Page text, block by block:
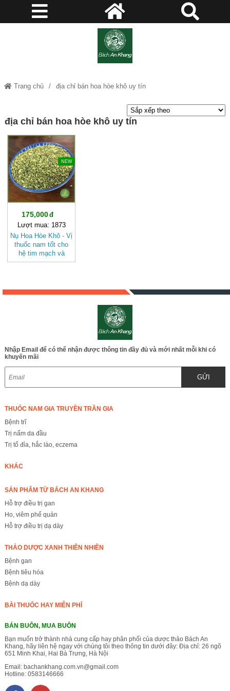
Trang chủ địa chỉ bán hoa hòe khô uy tín
địa chỉ bán hoa hòe khô uy tín
NEW
175,000
Lượt mua: 1873
Nụ Hoa Hòe Khô - Vị
thuốc nam tốt cho
hệ tim mạch và
huyết áp - JD065
Nhập Email để có thể nhận được thông tin đầy đủ và mới nhất mỗi khi có
khuyến mãi
GỬI
THUỐC NAM GIA TRUYỀN TRẦN GIA
Bệnh trĩ
Trị nấm da đầu
Trị tổ đỉa, hắc lào, eczema
KHÁC
SẢN PHẨM TỪ BÁCH AN KHANG
Hỗ trợ điều trị gan
Ho, viêm phế quản
Hỗ trợ điều trị dạ dày
THẢO DƯỢC XANH THIÊN NHIÊN
Bệnh gan
Bệnh tiêu hóa
Bệnh dạ dày
BÀI THUỐC HAY MIỄN PHÍ
BÁN BUÔN, MUA BUÔN
Bạn muốn trở thành nhà cung cấp hay phân phối của dược thảo Bách An
Khang, hãy liên hệ ngay với chúng tôi theo thông tin dưới đây: Địa chỉ: 26 ngõ
651 Minh Khai, Hai Bà Trưng, Hà Nội
Email: bachankhang.com.vn@gmail.com
Hotline: 0583146666